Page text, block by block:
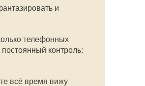
и
телефонных
контроль:
всё время вижу